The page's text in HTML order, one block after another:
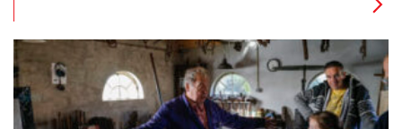
stoomdagen en/of genieten van het voorjaarszonnetje op ons